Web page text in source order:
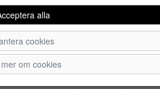
alla
cookies
om cookies